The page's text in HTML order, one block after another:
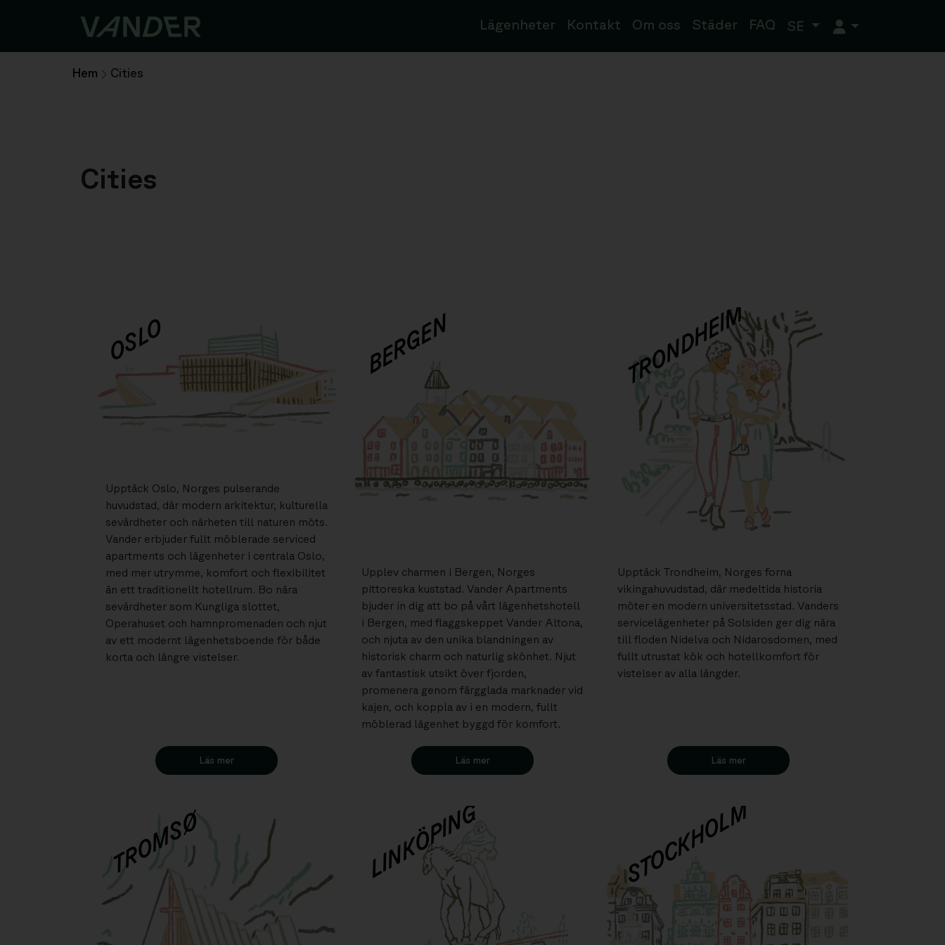
Lägenheter Kontakt Om oss Städer FAQ SE
Hem Cities
Cities
OSLO
Upptäck Oslo, Norges pulserande
huvudstad, där modern arkitektur, kulturella
sevärdheter och närheten till naturen möts.
Vander erbjuder fullt möblerade serviced
apartments och lägenheter i centrala Oslo,
med mer utrymme, komfort och flexibilitet
än ett traditionellt hotellrum. Bo nära
sevärdheter som Kungliga slottet,
Operahuset och hamnpromenaden och njut
av ett modernt lägenhetsboende för både
korta och längre vistelser.
Läs mer
BERGEN
Upplev charmen i Bergen, Norges
pittoreska kuststad. Vander Apartments
bjuder in dig att bo på vårt lägenhetshotell
i Bergen, med flaggskeppet Vander Altona,
och njuta av den unika blandningen av
historisk charm och naturlig skönhet. Njut
av fantastisk utsikt över fjorden,
promenera genom färgglada marknader vid
kajen, och koppla av i en modern, fullt
möblerad lägenhet byggd för komfort.
Läs mer
TRONDHEIM
Upptäck Trondheim, Norges forna
vikingahuvudstad, där medeltida historia
möter en modern universitetsstad. Vanders
servicelägenheter på Solsiden ger dig nära
till floden Nidelva och Nidarosdomen, med
fullt utrustat kök och hotellkomfort för
vistelser av alla längder.
Läs mer
TROMSØ LINKÖPING STOCKHOLM